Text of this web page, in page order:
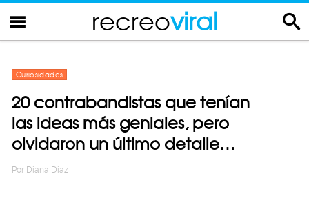
recreoviral
Curiosidades
20 contrabandistas que tenían
las ideas más geniales, pero
olvidaron un último detalle…
Por Diana Diaz